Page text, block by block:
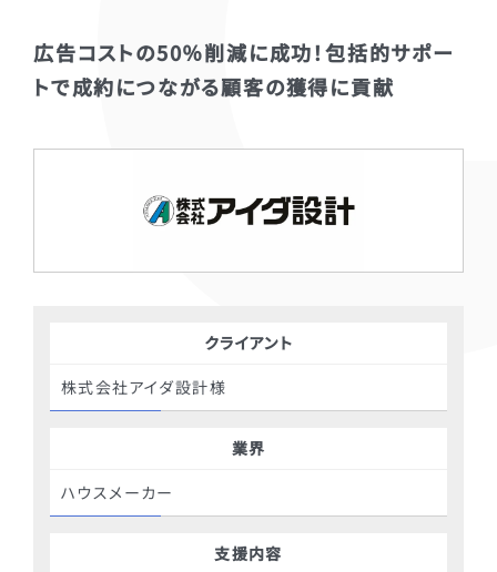
広告コストの50％削減に成功！包括的サポー
トで成約につながる顧客の獲得に貢献
クライアント
株式会社アイダ設計様
業界
ハウスメーカー
支援内容